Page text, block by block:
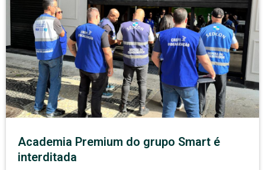
Academia Premium do grupo Smart é
interditada